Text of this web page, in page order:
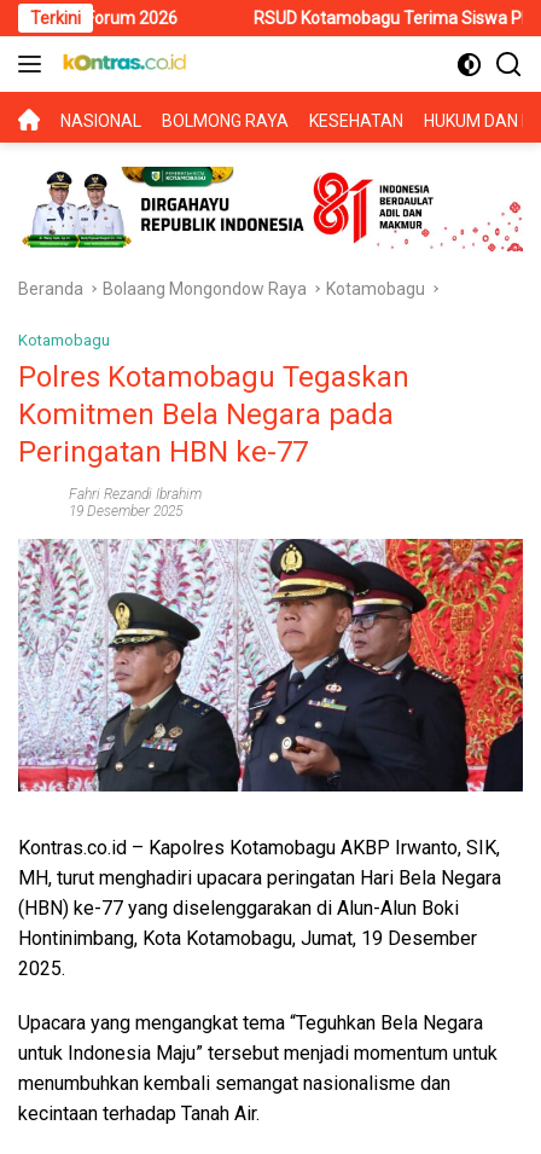
Langsung
ke
konten
Terkini
2026 RSUD Kotamobagu Terima Siswa PKL SMK
BERANDA
NASIONAL BOLMONG RAYA KESEHATAN HUKUM DAN
Beranda Bolaang Mongondow Raya Kotamobagu
Kotamobagu
Polres Kotamobagu Tegaskan
Komitmen Bela Negara pada
Peringatan HBN ke-77
Fahri Rezandi Ibrahim
19 Desember 2025
Kontras.co.id – Kapolres Kotamobagu AKBP Irwanto, SIK,
MH, turut menghadiri upacara peringatan Hari Bela Negara
(HBN) ke-77 yang diselenggarakan di Alun-Alun Boki
Hontinimbang, Kota Kotamobagu, Jumat, 19 Desember
2025.
Upacara yang mengangkat tema “Teguhkan Bela Negara
untuk Indonesia Maju” tersebut menjadi momentum untuk
menumbuhkan kembali semangat nasionalisme dan
kecintaan terhadap Tanah Air.